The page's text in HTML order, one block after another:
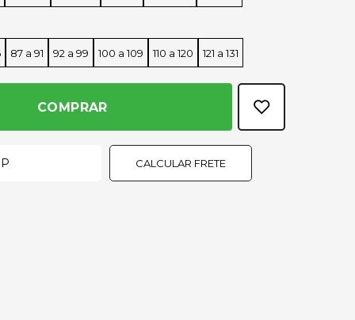
87 a 91 92 a 99 100 a 109 110 a 120 121 a 131
COMPRAR
CALCULAR FRETE